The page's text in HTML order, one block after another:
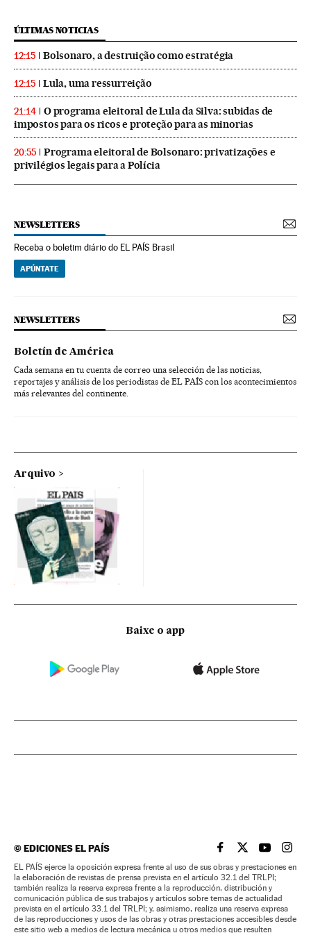
ÚLTIMAS NOTICIAS
12:15 Bolsonaro, a destruição como estratégia
12:15 Lula, uma ressurreição
21:14
O programa eleitoral de Lula da Silva: subidas de
impostos para os ricos e proteção para as minorias
20:55
Programa eleitoral de Bolsonaro: privatizações e
privilégios legais para a Polícia
NEWSLETTERS
Receba o boletim diário do EL PAÍS Brasil
APÚNTATE
NEWSLETTERS
Boletín de América
Cada semana en tu cuenta de correo una selección de las noticias,
reportajes y análisis de los periodistas de EL PAÍS con los acontecimientos
más relevantes del continente.
Arquivo
Baixe o app
©EDICIONES EL PAÍS EL PAÍS BRASIL EN
EL PAÍSEL PAÍS
EL
EL PAÍS ejerce la oposición expresa frente al uso de sus obras y prestaciones en
la elaboración de revistas de prensa prevista en el artículo 32.1 del TRLPI;
también realiza la reserva expresa frente a la reproducción, distribución y
comunicación pública de sus trabajos y artículos sobre temas de actualidad
prevista en el artículo 33.1 del TRLPI; y, asimismo, realiza una reserva expresa
de las reproducciones y usos de las obras y otras prestaciones accesibles desde
este sitio web a medios de lectura mecánica u otros medios que resulten